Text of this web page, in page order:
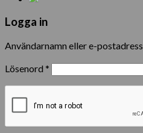
Logga in
Användarnamn eller e-postadress
Lösenord *